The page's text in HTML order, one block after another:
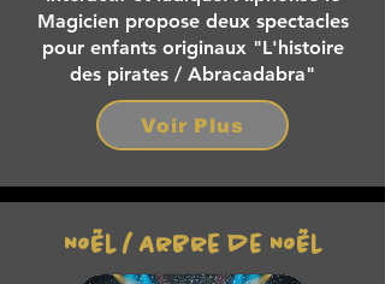
Magicien propose deux spectacles
pour enfants originaux "L'histoire
des pirates / Abracadabra"
Voir Plus
Noël / Arbre de Noël